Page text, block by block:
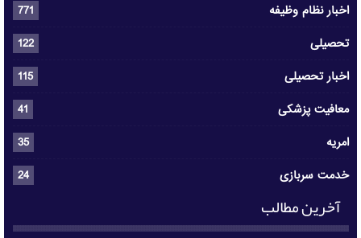
اخبار نظام وظیفه
771
تحصیلی
122
اخبار تحصیلی
115
معافیت پزشکی
41
امریه
35
خدمت سربازی
24
آخرین مطالب